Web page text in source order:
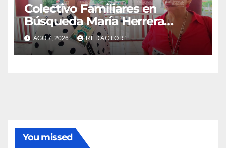
Colectivo Familiares en
Búsqueda María Herrera
convoca a marcha
AGO 7, 2026 REDACTOR1
You missed